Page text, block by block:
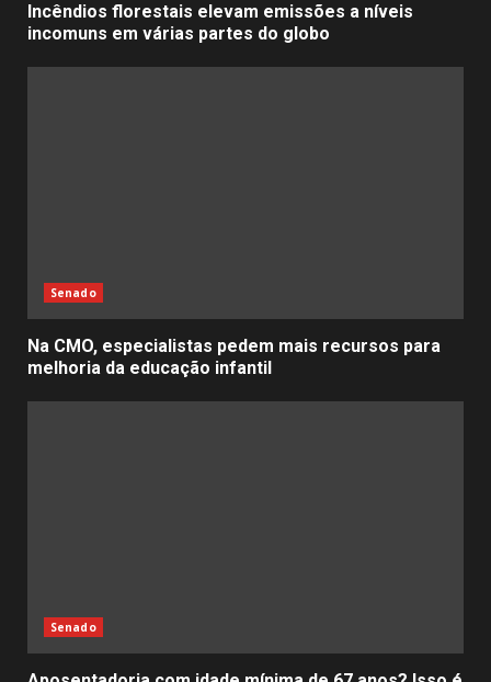
Incêndios florestais elevam emissões a níveis
incomuns em várias partes do globo
Senado
Na CMO, especialistas pedem mais recursos para
melhoria da educação infantil
Senado